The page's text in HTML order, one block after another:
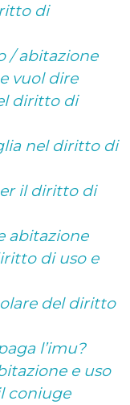
di
/ abitazione
vuol dire
diritto di
nel diritto di
il diritto di
abitazione
di uso e
del diritto
l’imu?
e uso
coniuge